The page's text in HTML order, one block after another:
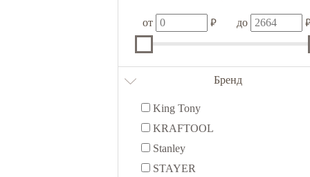
от ₽ до
Бренд
King Tony
KRAFTOOL
Stanley
STAYER